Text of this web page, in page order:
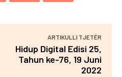
ARTIKULLI TJETËR
Hidup Digital Edisi 25,
Tahun ke-76, 19 Juni
2022